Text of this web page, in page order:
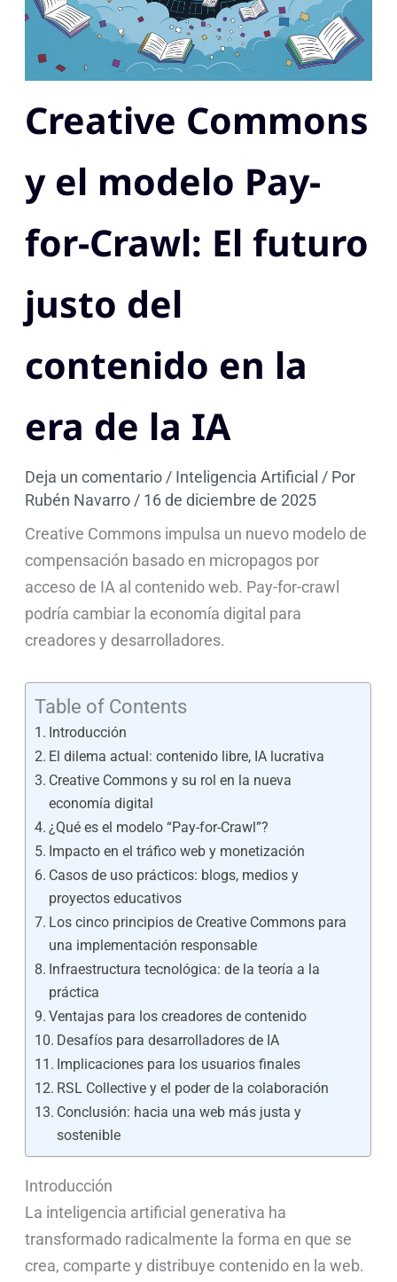
Creative Commons
y el modelo Pay-
for-Crawl: El futuro
justo del
contenido en la
era de la IA
Deja un comentario/ Inteligencia Artificial / Por
Rubén Navarro/ 16 de diciembre de 2025
Creative Commons impulsa un nuevo modelo de
compensación basado en micropagos por
acceso de IA al contenido web. Pay-for-crawl
podría cambiar la economía digital para
creadores y desarrolladores.
Table of Contents
Introducción
El dilema actual: contenido libre, IA lucrativa
Creative Commons y su rol en la nueva
economía digital
¿Qué es el modelo “Pay-for-Crawl”?
Impacto en el tráfico web y monetización
Casos de uso prácticos: blogs, medios y
proyectos educativos
Los cinco principios de Creative Commons para
una implementación responsable
Infraestructura tecnológica: de la teoría a la
práctica
Ventajas para los creadores de contenido
Desafíos para desarrolladores de IA
Implicaciones para los usuarios finales
RSL Collective y el poder de la colaboración
Conclusión: hacia una web más justa y
sostenible
Introducción
La inteligencia artificial generativa ha
transformado radicalmente la forma en que se
crea, comparte y distribuye contenido en la web.